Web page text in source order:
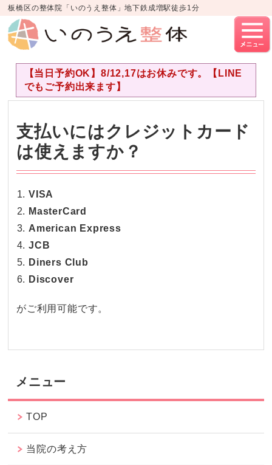
板橋区の整体院「いのうえ整体」地下鉄成増駅徒歩1分
【当日予約OK】8/12,17はお休みです。【LINE
でもご予約出来ます】
支払いにはクレジットカード
は使えますか？
VISA
MasterCard
American Express
JCB
Diners Club
Discover
がご利用可能です。
メニュー
TOP
当院の考え方